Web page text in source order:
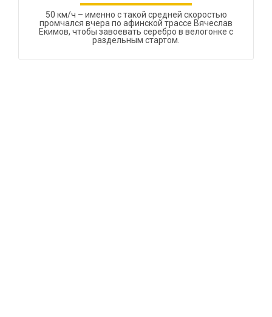
50 км/ч – именно с такой средней скоростью
промчался вчера по афинской трассе Вячеслав
Екимов, чтобы завоевать серебро в велогонке с
раздельным стартом.